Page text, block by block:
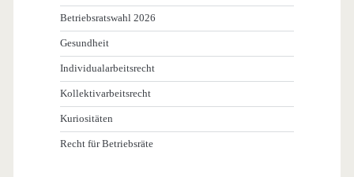
Betriebsratswahl 2026
Gesundheit
Individualarbeitsrecht
Kollektivarbeitsrecht
Kuriositäten
Recht für Betriebsräte